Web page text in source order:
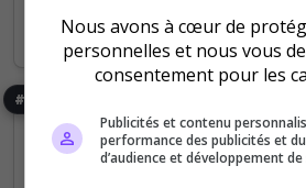
Voir le serveur
#7
Nous avons à cœur de
personnelles et nous vous
consentement pour les
Publicités et contenu
performance des publicités et
d’audience et développement de